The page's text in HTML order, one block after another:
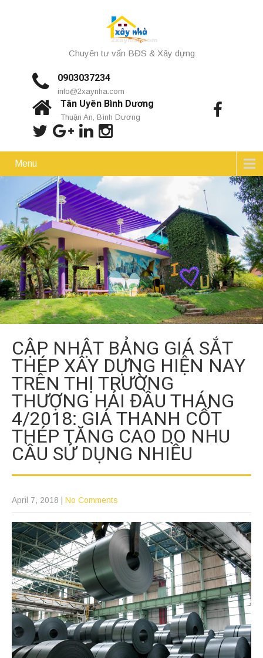
Chuyên tư vấn BĐS & Xây dựng
0903037234
info@2xaynha.com
Tân Uyên Bình Dương
Thuận An, Bình Dương
Menu
CẬP NHẬT BẢNG GIÁ SẮT
THÉP XÂY DỰNG HIỆN NAY
TRÊN THỊ TRƯỜNG
THƯỢNG HẢI ĐẦU THÁNG
4/2018: GIÁ THANH CỐT
THÉP TĂNG CAO DO NHU
CẦU SỬ DỤNG NHIỀU
April 7, 2018 No Comments